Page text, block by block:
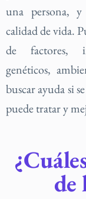
una persona, y
calidad de vida.
de factores,
genéticos,
buscar ayuda si
puede tratar y
de